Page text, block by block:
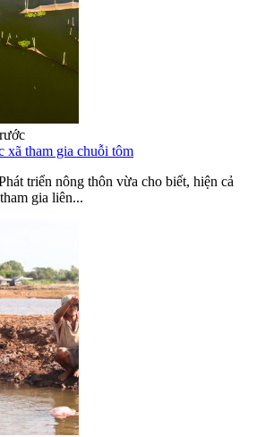
xã tham gia chuỗi tôm
triển nông thôn vừa cho biết, hiện cả
gia liên...